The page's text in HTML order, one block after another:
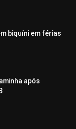
biquíni em férias
após